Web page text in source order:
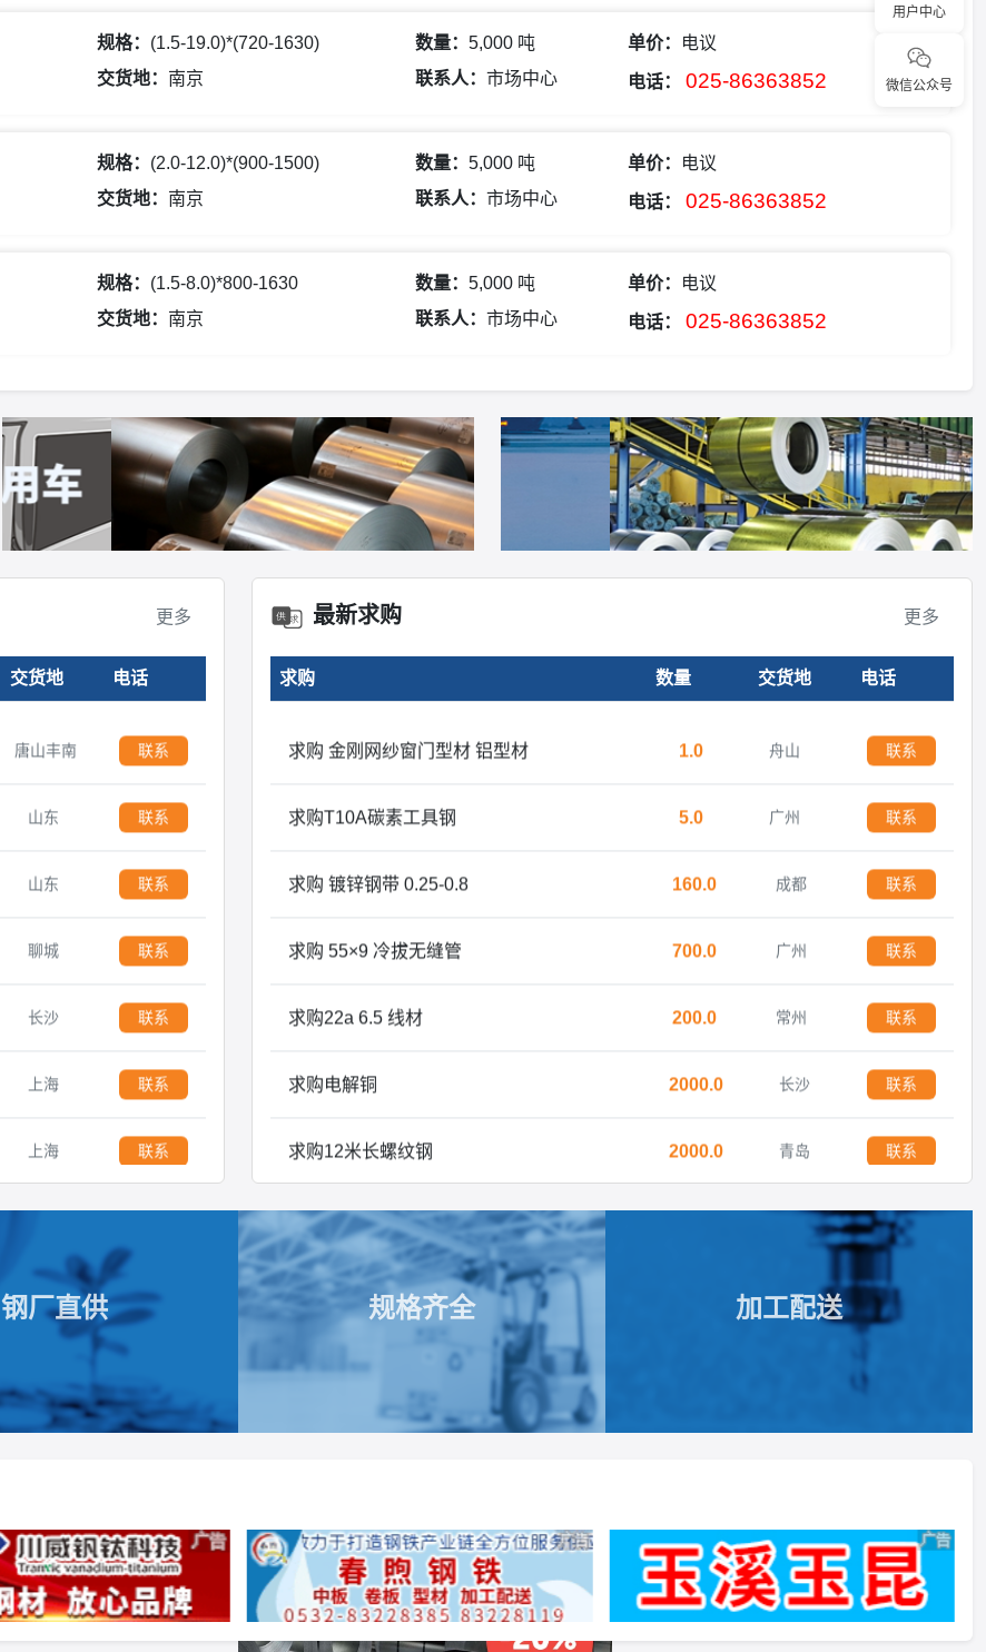
规格： (1.5-19.0)*(720-1630) 数量：5,000 吨 单价：
电议
交货地： 南京 联系人：市场中心 电话： 025-86363852
规格： (2.0-12.0)*(900-1500) 数量：5,000 吨 单价：
电议
交货地： 南京 联系人：市场中心 电话： 025-86363852
规格： (1.5-8.0)*800-1630 数量：5,000 吨 单价：
电议
交货地： 南京 联系人：市场中心 电话： 025-86363852
更多
交货地 电话
联系
联系
联系
联系
联系
联系
联系
上海
上海
最新求购 更多
求购 数量 交货地 电话
求购 金刚网纱窗门型材 铝型材 联系
求购T10A碳素工具钢 联系
求购 镀锌钢带 0.25-0.8 联系
求购 55×9 冷拔无缝管 联系
求购22a 6.5 线材 联系
求购电解铜 联系
求购12米长螺纹钢 联系
求购 8CrMoAlA 流体管
钢厂直供 规格齐全 加工配送
用户中心
微信公众号